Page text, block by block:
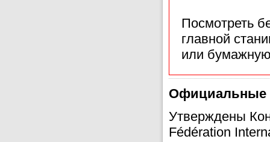
Посмотреть
главной
или
Официальные
Утверждены
Fédération